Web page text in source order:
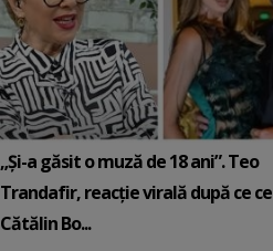
„Și-a găsit o muză de 18 ani”. Teo
Trandafir, reacție virală după ce ce
Cătălin Bo...